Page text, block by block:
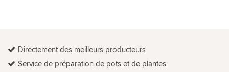
Directement des meilleurs producteurs
Service de préparation de pots et de plantes